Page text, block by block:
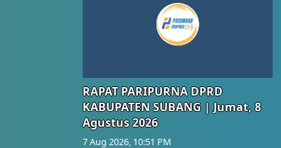
RAPAT PARIPURNA DPRD
KABUPATEN SUBANG | Jumat, 8
Agustus 2026
7 Aug 2026, 10:51 PM